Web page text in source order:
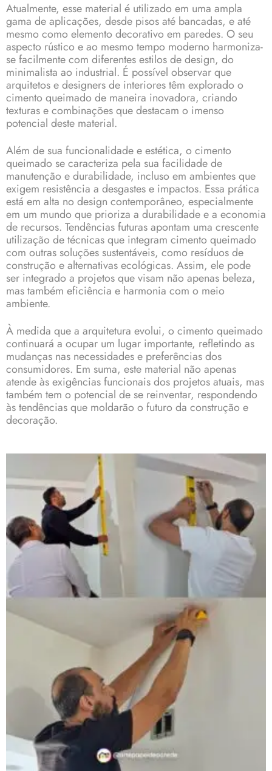
Atualmente, esse material é utilizado em uma ampla
gama de aplicações, desde pisos até bancadas, e até
mesmo como elemento decorativo em paredes. O seu
aspecto rústico e ao mesmo tempo moderno harmoniza-
se facilmente com diferentes estilos de design, do
minimalista ao industrial. É possível observar que
arquitetos e designers de interiores têm explorado o
cimento queimado de maneira inovadora, criando
texturas e combinações que destacam o imenso
potencial deste material.
Além de sua funcionalidade e estética, o cimento
queimado se caracteriza pela sua facilidade de
manutenção e durabilidade, incluso em ambientes que
exigem resistência a desgastes e impactos. Essa prática
está em alta no design contemporâneo, especialmente
em um mundo que prioriza a durabilidade e a economia
de recursos. Tendências futuras apontam uma crescente
utilização de técnicas que integram cimento queimado
com outras soluções sustentáveis, como resíduos de
construção e alternativas ecológicas. Assim, ele pode
ser integrado a projetos que visam não apenas beleza,
mas também eficiência e harmonia com o meio
ambiente.
À medida que a arquitetura evolui, o cimento queimado
continuará a ocupar um lugar importante, refletindo as
mudanças nas necessidades e preferências dos
consumidores. Em suma, este material não apenas
atende às exigências funcionais dos projetos atuais, mas
também tem o potencial de se reinventar, respondendo
às tendências que moldarão o futuro da construção e
decoração.